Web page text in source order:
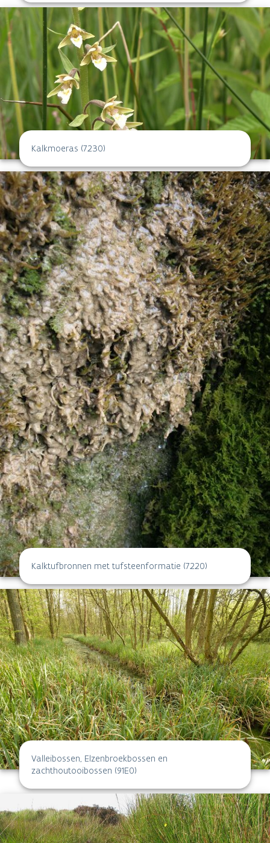
Kalkmoeras (7230)
Kalktufbronnen met tufsteenformatie (7220)
Valleibossen, Elzenbroekbossen en
zachthoutooibossen (91E0)